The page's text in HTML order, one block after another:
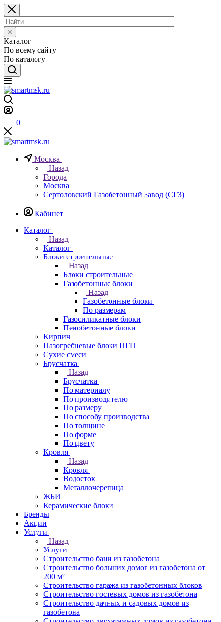
Каталог
По всему сайту
По каталогу
0
Москва
Назад
Города
Москва
Сертоловский Газобетонный Завод (СГЗ)
Кабинет
Каталог
Назад
Каталог
Блоки строительные
Назад
Блоки строительные
Газобетонные блоки
Назад
Газобетонные блоки
По размерам
Газосиликатные блоки
Пенобетонные блоки
Кирпич
Пазогребневые блоки ПГП
Сухие смеси
Брусчатка
Назад
Брусчатка
По материалу
По производителю
По размеру
По способу производства
По толщине
По форме
По цвету
Кровля
Назад
Кровля
Водосток
Металлочерепица
ЖБИ
Керамические блоки
Бренды
Акции
Услуги
Назад
Услуги
Строительство бани из газобетона
Строительство больших домов из газобетона от
200 м²
Строительство гаража из газобетонных блоков
Строительство гостевых домов из газобетона
Строительство дачных и садовых домов из
газобетона